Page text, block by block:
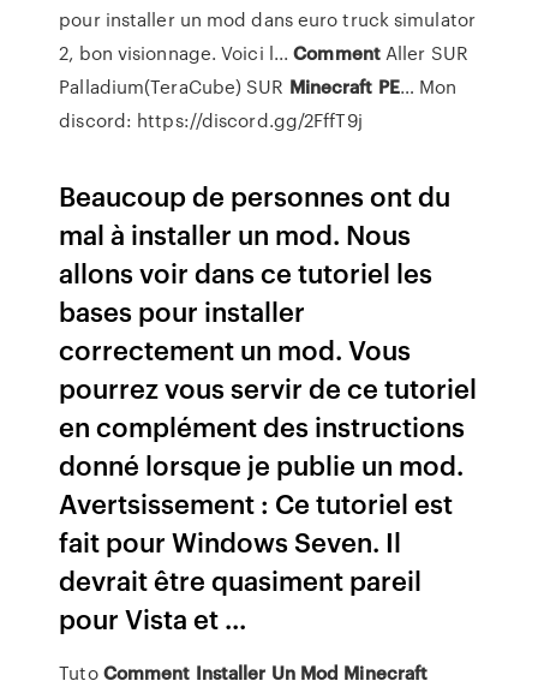
pour installer un mod dans euro truck simulator
2, bon visionnage. Voici l...CommentAller SUR
Palladium(TeraCube) SUR Minecraft PE… Mon
discord: https://discord.gg/2FffT9j
Beaucoup de personnes ont du
mal à installer un mod. Nous
allons voir dans ce tutoriel les
bases pour installer
correctement un mod. Vous
pourrez vous servir de ce tutoriel
en complément des instructions
donné lorsque je publie un mod.
Avertsissement : Ce tutoriel est
fait pour Windows Seven. Il
devrait être quasiment pareil
pour Vista et ...
TutoComment Installer Un Mod Minecraft